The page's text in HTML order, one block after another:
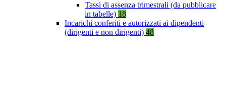
Tassi di assenza trimestrali (da pubblicare
in tabelle) 18
Incarichi conferiti e autorizzati ai dipendenti
(dirigenti e non dirigenti) 48